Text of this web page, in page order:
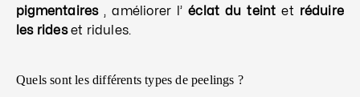
pigmentaires , améliorer l’éclat du teintet réduire
les rideset ridules.
Quels sont les différents types de peelings ?